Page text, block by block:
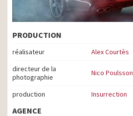
PRODUCTION
réalisateur
Alex Courtès
directeur de la
photographie
Nico Poulsson
production Insurrection
AGENCE